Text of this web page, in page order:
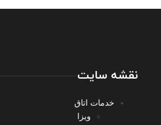
نقشه سایت
خدمات اتاق
ویزا